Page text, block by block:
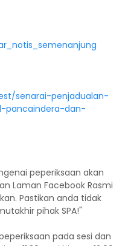
senarai-penjadualan-
pancaindera-dan-
peperiksaan akan
Laman Facebook Rasmi
Pastikan anda tidak
pihak SPA!"
pada sesi dan